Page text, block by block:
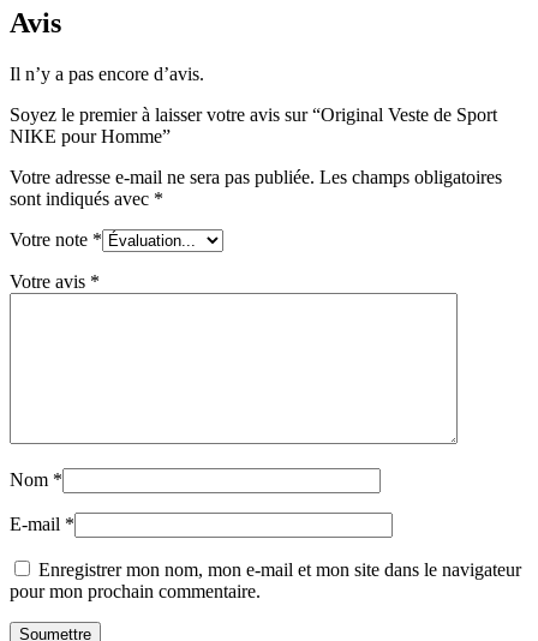
Avis
Il n’y a pas encore d’avis.
Soyez le premier à laisser votre avis sur “Original Veste de Sport
NIKE pour Homme”
Votre adresse e-mail ne sera pas publiée. Les champs obligatoires
sont indiqués avec *
Votre note *
Votre avis *
Nom *
E-mail *
Enregistrer mon nom, mon e-mail et mon site dans le navigateur
pour mon prochain commentaire.